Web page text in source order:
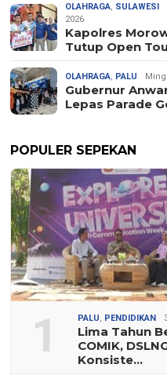
OLAHRAGA SULAWESI
2026
Kapolres
Tutup Open
OLAHRAGA PALU
Gubernur
Lepas Parade
POPULER SEPEKAN
1 PALU, PENDIDIKAN
Lima Tahun
COMIK,
Konsiste…